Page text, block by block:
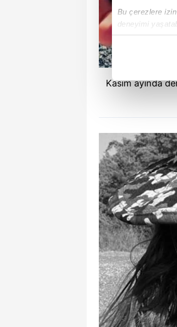
Bu çerezlere
deneyimi
içerikleri
Sizlere daha iyi
amacıyla
reklam/
Çerezlere ilişkin
butonuna
6698 sayılı
mevzuata
Kasım ayında